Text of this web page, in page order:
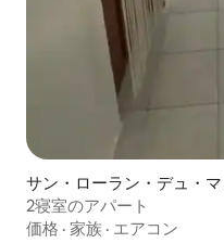
サン・ローラン・デュ・
アパート
2寝室のアパート
価格 · 家族 · エアコン